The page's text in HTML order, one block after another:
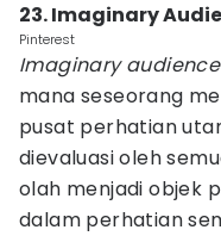
23. Imaginary
Pinterest
Imaginary audience
mana seseorang
pusat perhatian
dievaluasi oleh
olah menjadi objek
dalam perhatian